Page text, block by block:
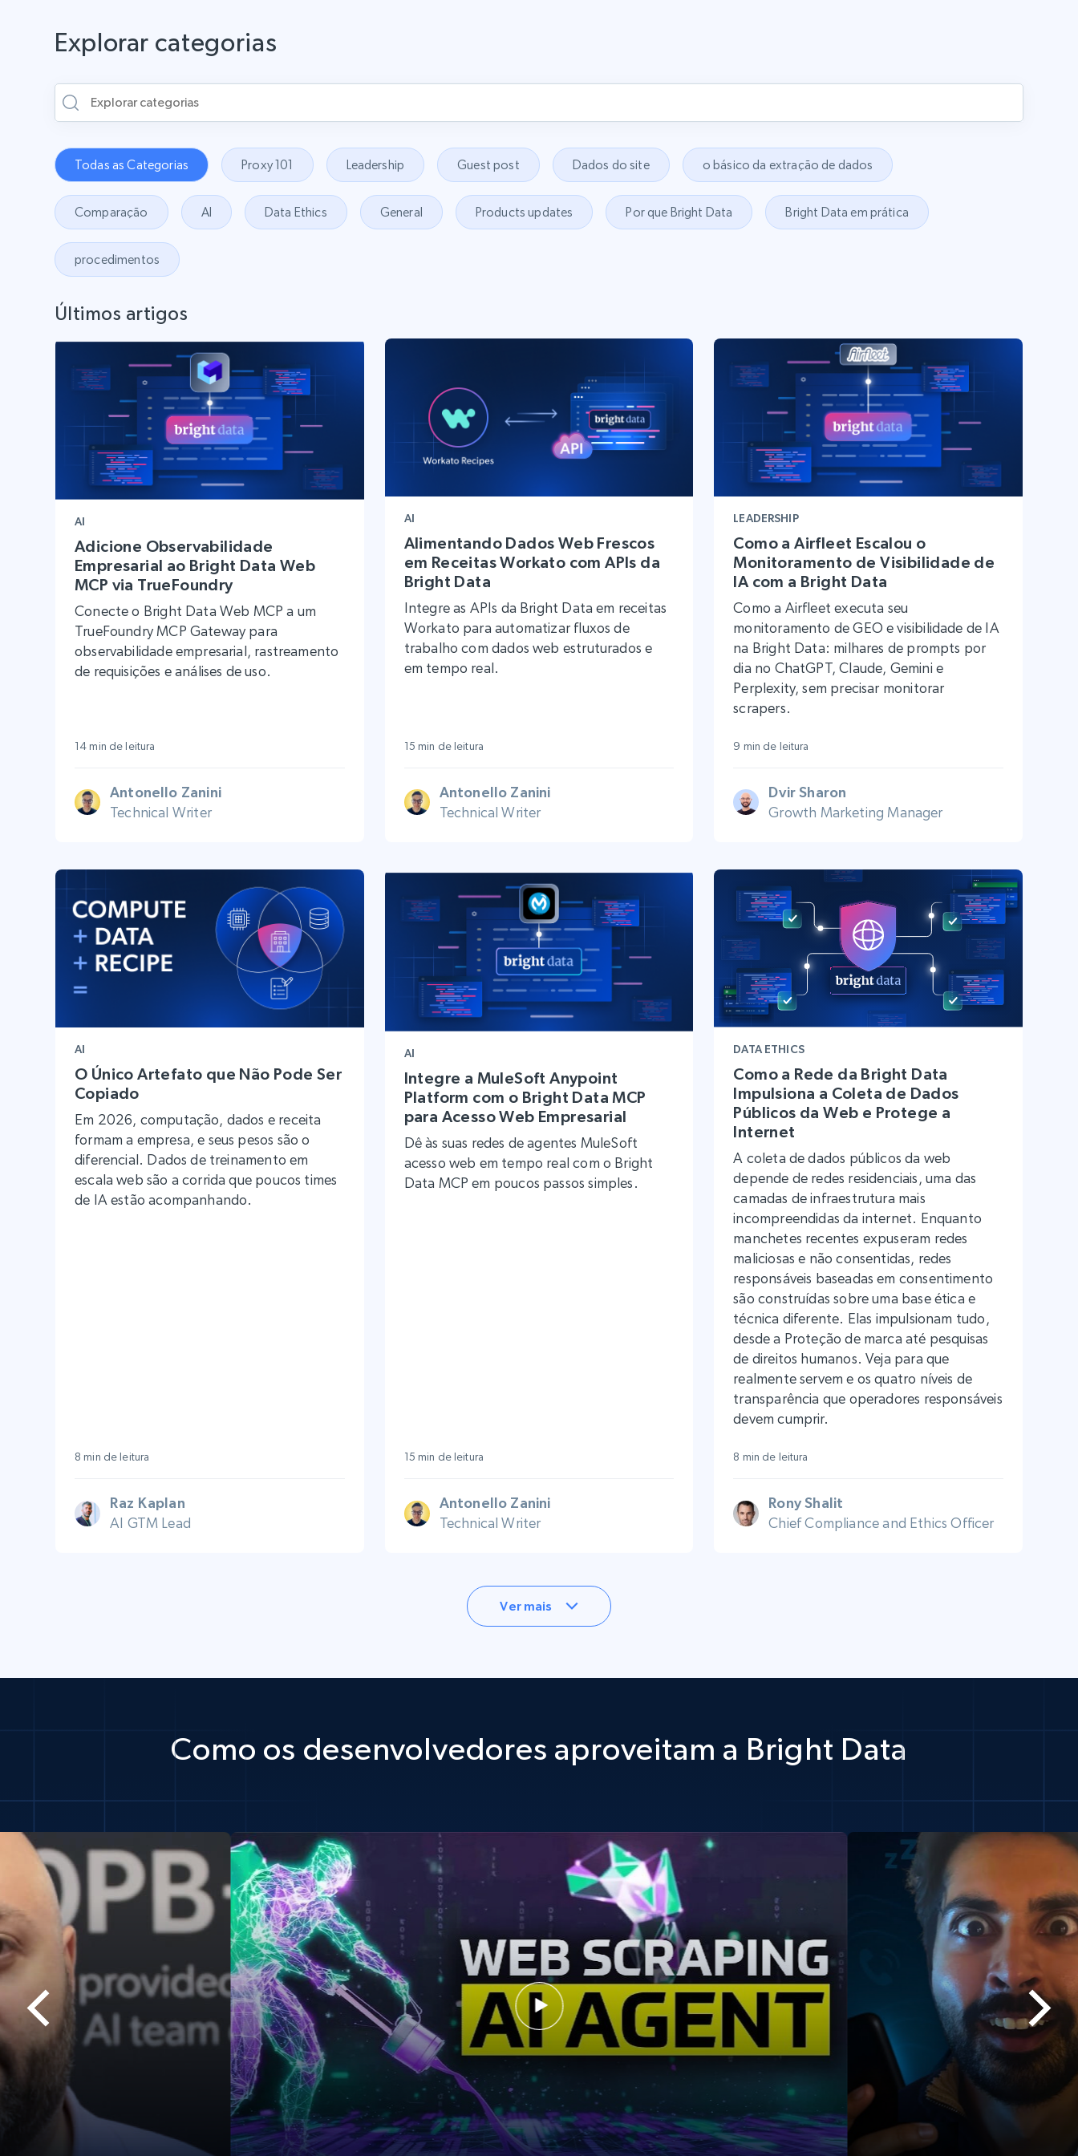
Explorar categorias
Todas as Categorias Proxy 101 Leadership Guest post Dados do site o básico da extração de dados
Comparação AI Data Ethics General Products updates Por que Bright Data Bright Data em prática
procedimentos
Últimos artigos
AI
Adicione Observabilidade
Empresarial ao Bright Data Web
MCP via TrueFoundry
Conecte o Bright Data Web MCP a um
TrueFoundry MCP Gateway para
observabilidade empresarial, rastreamento
de requisições e análises de uso.
14 min de leitura
Antonello Zanini
Technical Writer
AI
Alimentando Dados Web Frescos
em Receitas Workato com APIs da
Bright Data
Integre as APIs da Bright Data em receitas
Workato para automatizar fluxos de
trabalho com dados web estruturados e
em tempo real.
15 min de leitura
Antonello Zanini
Technical Writer
LEADERSHIP
Como a Airfleet Escalou o
Monitoramento de Visibilidade de
IA com a Bright Data
Como a Airfleet executa seu
monitoramento de GEO e visibilidade de IA
na Bright Data: milhares de prompts por
dia no ChatGPT, Claude, Gemini e
Perplexity, sem precisar monitorar
scrapers.
9 min de leitura
Dvir Sharon
Growth Marketing Manager
AI
O Único Artefato que Não Pode Ser
Copiado
Em 2026, computação, dados e receita
formam a empresa, e seus pesos são o
diferencial. Dados de treinamento em
escala web são a corrida que poucos times
de IA estão acompanhando.
8 min de leitura
Raz Kaplan
AI GTM Lead
AI
Integre a MuleSoft Anypoint
Platform com o Bright Data MCP
para Acesso Web Empresarial
Dê às suas redes de agentes MuleSoft
acesso web em tempo real com o Bright
Data MCP em poucos passos simples.
15 min de leitura
Antonello Zanini
Technical Writer
DATA ETHICS
Como a Rede da Bright Data
Impulsiona a Coleta de Dados
Públicos da Web e Protege a
Internet
A coleta de dados públicos da web
depende de redes residenciais, uma das
camadas de infraestrutura mais
incompreendidas da internet. Enquanto
manchetes recentes expuseram redes
maliciosas e não consentidas, redes
responsáveis baseadas em consentimento
são construídas sobre uma base ética e
técnica diferente. Elas impulsionam tudo,
desde a Proteção de marca até pesquisas
de direitos humanos. Veja para que
realmente servem e os quatro níveis de
transparência que operadores responsáveis
devem cumprir.
8 min de leitura
Rony Shalit
Chief Compliance and Ethics Officer
Ver mais
Como os desenvolvedores aproveitam a Bright Data